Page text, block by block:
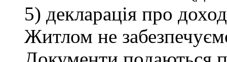
5) декларація про
Житлом не